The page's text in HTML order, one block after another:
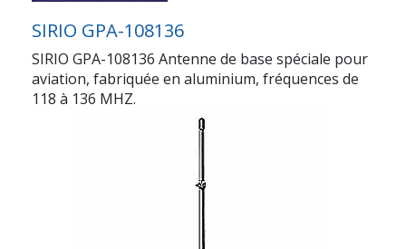
SIRIO GPA-108136
SIRIO GPA-108136 Antenne de base spéciale pour
aviation, fabriquée en aluminium, fréquences de
118 à 136 MHZ.